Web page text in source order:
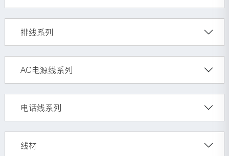
排线系列
AC电源线系列
电话线系列
线材